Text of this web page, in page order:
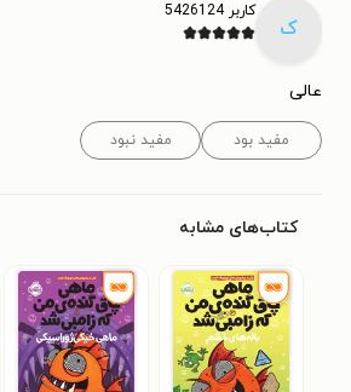
ک
کاربر 5426124
عالی
مفید بود مفید نبود
کتاب‌های مشابه